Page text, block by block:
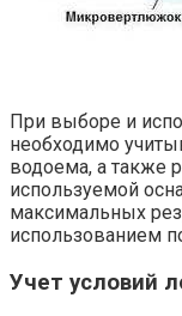
При выборе и
необходимо
водоема, а также
используемой
максимальных
использованием
Учет условий